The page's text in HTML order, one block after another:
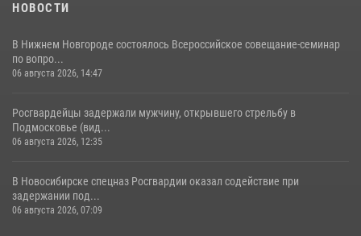
НОВОСТИ
В Нижнем Новгороде состоялось Всероссийское совещание-семинар
по вопро...
06 августа 2026, 14:47
Росгвардейцы задержали мужчину, открывшего стрельбу в
Подмосковье (вид...
06 августа 2026, 12:35
В Новосибирске спецназ Росгвардии оказал содействие при
задержании под...
06 августа 2026, 07:09